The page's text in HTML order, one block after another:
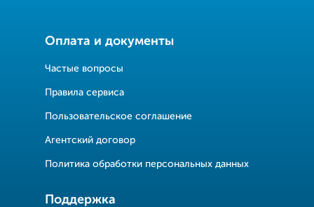
Оплата и документы
Частые вопросы
Правила сервиса
Пользовательское соглашение
Агентский договор
Политика обработки персональных данных
Поддержка